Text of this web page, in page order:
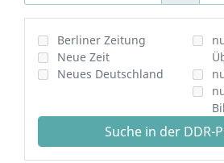
Berliner Zeitung
Neue Zeit
Neues Deutschland
Suche in der DDR-